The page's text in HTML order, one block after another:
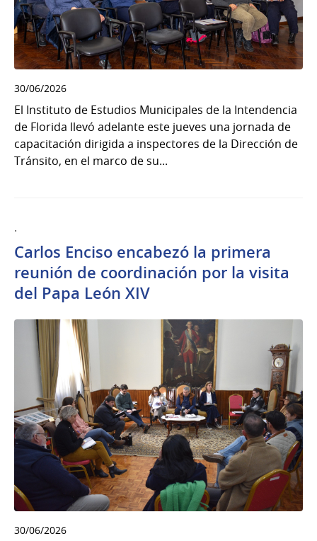
30/06/2026
El Instituto de Estudios Municipales de la Intendencia
de Florida llevó adelante este jueves una jornada de
capacitación dirigida a inspectores de la Dirección de
Tránsito, en el marco de su...
.
Carlos Enciso encabezó la primera
reunión de coordinación por la visita
del Papa León XIV
30/06/2026